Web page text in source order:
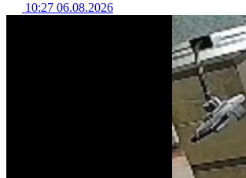
10:27 06.08.2026